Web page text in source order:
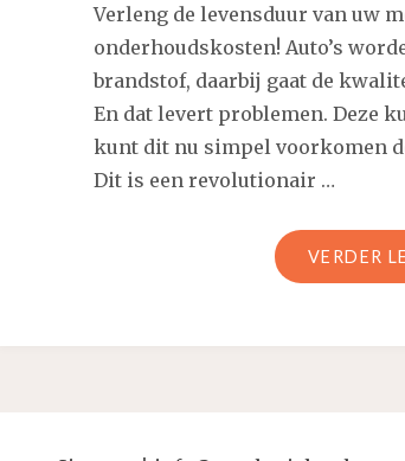
Verleng de levensduur van uw
onderhoudskosten! Auto’s
brandstof, daarbij gaat de
En dat levert problemen. Deze
kunt dit nu simpel voorkomen
Dit is een revolutionair …
VERDER